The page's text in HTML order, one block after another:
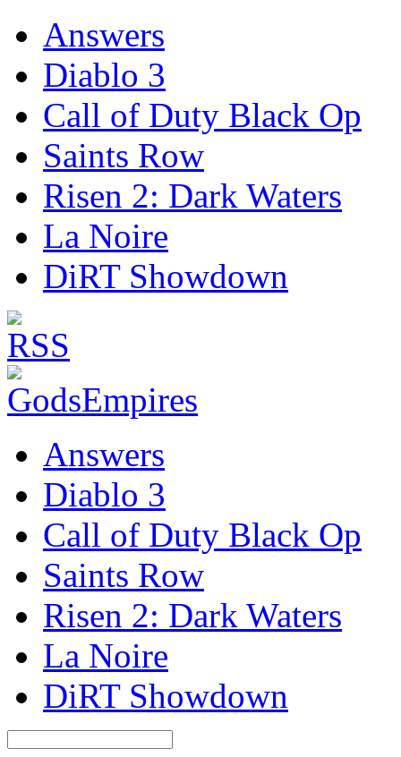
Answers
Diablo 3
Call of Duty Black Op
Saints Row
Risen 2: Dark Waters
La Noire
DiRT Showdown
Answers
Diablo 3
Call of Duty Black Op
Saints Row
Risen 2: Dark Waters
La Noire
DiRT Showdown